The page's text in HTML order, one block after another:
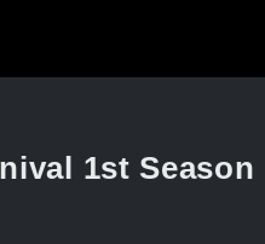
1st Season